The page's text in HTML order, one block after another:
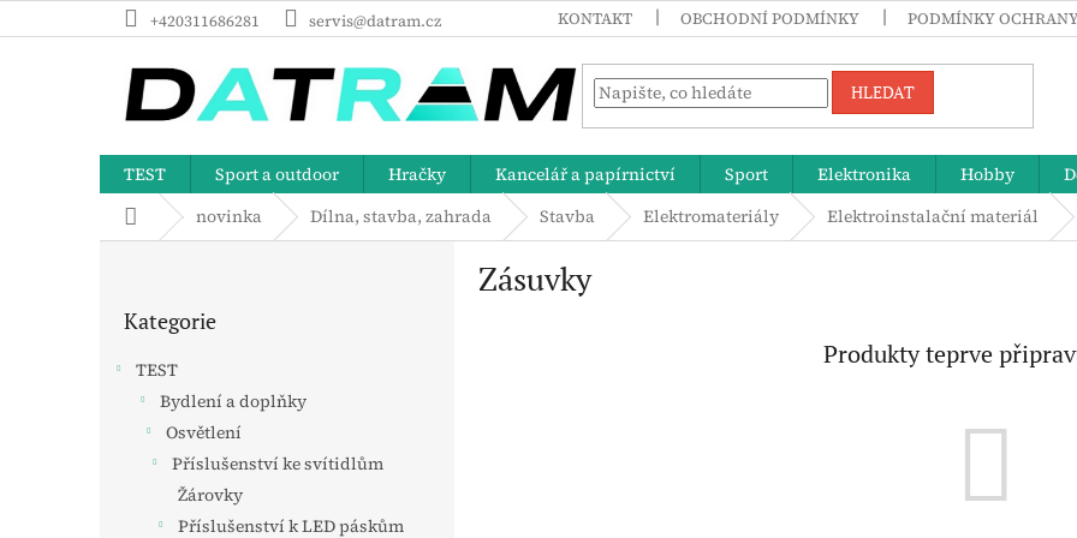
na
+420311686281 servis@datram.cz KONTAKT OBCHODNÍ PODMÍNKY PODMÍNKY
HLEDAT
TEST Sport a outdoor Hračky Kancelář a papírnictví Sport Elektronika Hobby
Domů novinka Dílna, stavba, zahrada Stavba Elektromateriály Elektroinstalační materiál
kategorie
Kategorie
TEST
Bydlení a doplňky
Osvětlení
Příslušenství ke svítidlům
Žárovky
Příslušenství k LED páskům
Zásuvky
Produkty teprve